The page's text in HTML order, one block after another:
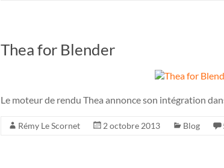
Thea for Blender
Le moteur de rendu Thea annonce son intégration
Rémy Le Scornet 2 octobre 2013 Blog